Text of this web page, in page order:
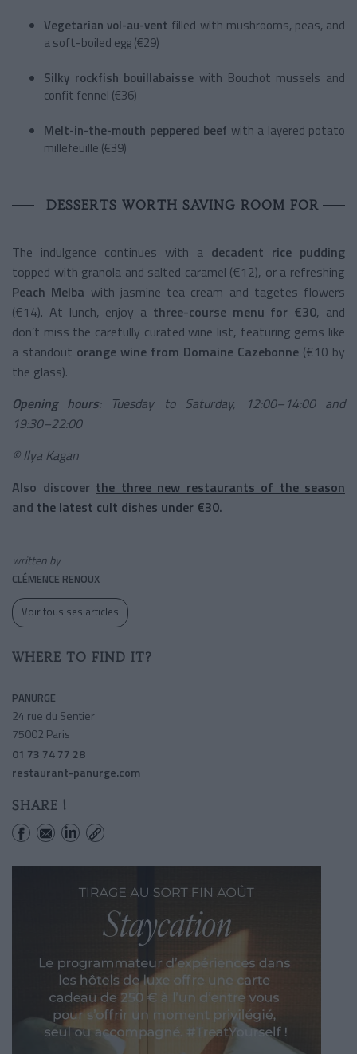
Vegetarian vol-au-vent filled with mushrooms, peas, and
a soft-boiled egg (€29)
Silky rockfish bouillabaisse with Bouchot mussels and
confit fennel (€36)
Melt-in-the-mouth peppered beef with a layered potato
millefeuille (€39)
DESSERTS WORTH SAVING ROOM FOR
The indulgence continues with a decadent rice pudding
topped with granola and salted caramel (€12), or a refreshing
Peach Melba with jasmine tea cream and tagetes flowers
(€14). At lunch, enjoy a three-course menu for €30, and
don’t miss the carefully curated wine list, featuring gems like
a standout orange wine from Domaine Cazebonne (€10 by
the glass).
Opening hours: Tuesday to Saturday, 12:00–14:00 and
19:30–22:00
© Ilya Kagan
Also discover the three new restaurants of the season
and the latest cult dishes under €30.
written by
CLÉMENCE RENOUX
Voir tous ses articles
WHERE TO FIND IT?
PANURGE
24 rue du Sentier
75002 Paris
01 73 74 77 28
restaurant-panurge.com
SHARE !